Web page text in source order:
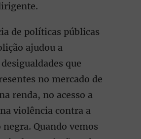
de políticas públicas
ajudou a
que
no mercado de
renda, no acesso a
violência contra a
negra. Quando vemos